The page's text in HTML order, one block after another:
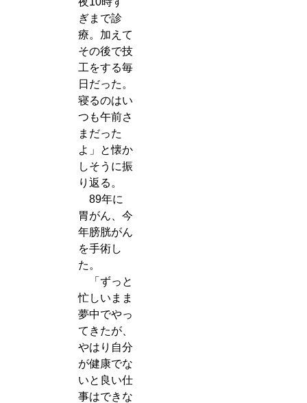
ぎまで診
療。加えて
その後で技
工をする毎
日だった。
寝るのはい
つも午前さ
まだった
よ」と懐か
しそうに振
り返る。
89年に
胃がん、今
年膀胱がん
を手術し
た。
「ずっと
忙しいまま
夢中でやっ
てきたが、
やはり自分
が健康でな
いと良い仕
事はできな